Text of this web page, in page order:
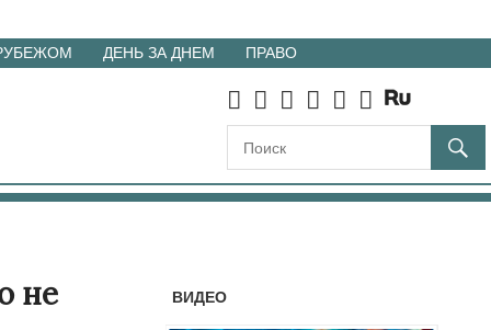
ДЕНЬ ЗА ДНЕМ ПРАВО
не
ВИДЕО